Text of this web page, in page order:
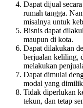
Dapat dijual
rumah tangga.
misalnya untuk
Bisnis dapat
maupun di kota.
Dapat dilakukan
berjualan keliling,
melakukan
Dapat dimulai
modal yang
Tidak diperlukan
tekun, dan tetap